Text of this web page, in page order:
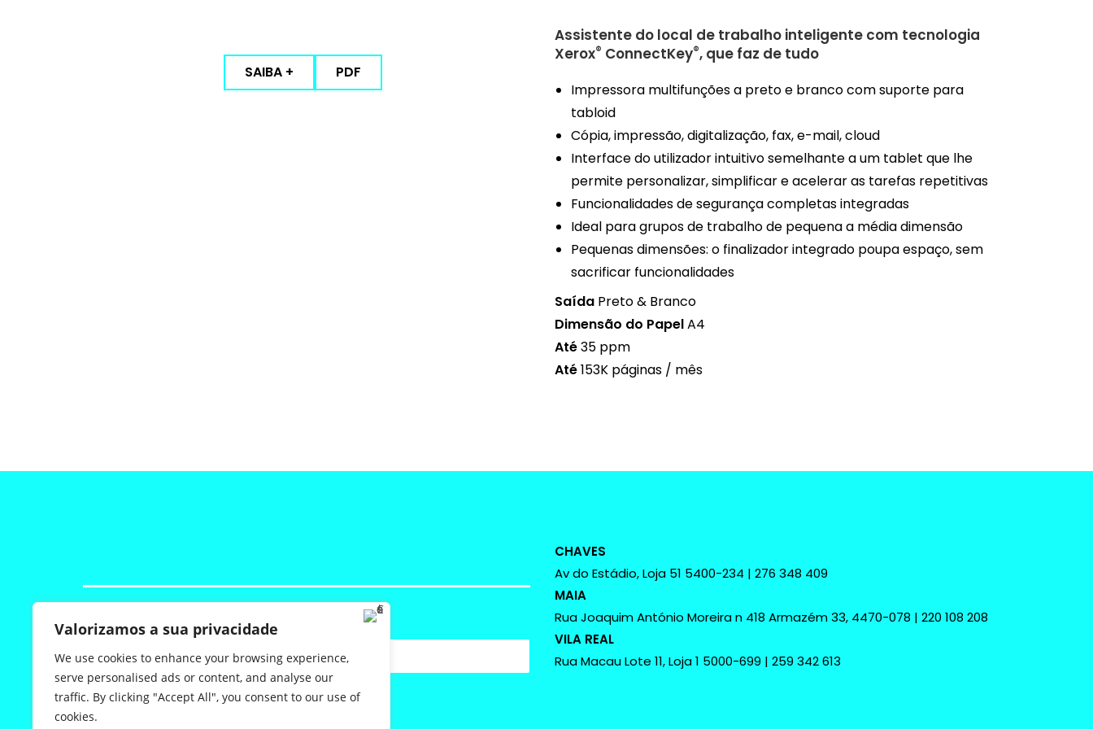
Valorizamos a sua privacidade
We use cookies to enhance your browsing experience,
serve personalised ads or content, and analyse our
traffic. By clicking "Accept All", you consent to our use of
cookies.
SAIBA + PDF
Assistente do local de trabalho inteligente com tecnologia
Xerox® ConnectKey®, que faz de tudo
Impressora multifunções a preto e branco com suporte para
tabloid
Cópia, impressão, digitalização, fax, e-mail, cloud
Interface do utilizador intuitivo semelhante a um tablet que lhe
permite personalizar, simplificar e acelerar as tarefas repetitivas
Funcionalidades de segurança completas integradas
Ideal para grupos de trabalho de pequena a média dimensão
Pequenas dimensões: o finalizador integrado poupa espaço, sem
sacrificar funcionalidades
Saída Preto & Branco
Dimensão do PapelA4
Até35 ppm
Até153K páginas / mês
e
w
s
e
u
b
s
c
r
ENVIAR
CHAVES
Av do Estádio, Loja 51 5400-234 | 276 348 409
MAIA
Rua Joaquim António Moreira n 418 Armazém 33, 4470-078 | 220 108 208
VILA REAL
Rua Macau Lote 11, Loja 1 5000-699 | 259 342 613